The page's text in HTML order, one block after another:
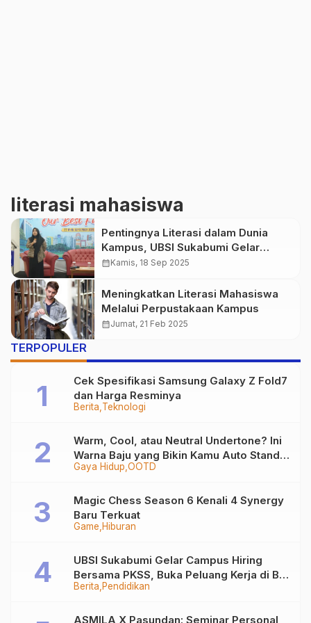
literasi mahasiswa
Pentingnya Literasi dalam Dunia
Kampus, UBSI Sukabumi Gelar
Seminar Tematik Perpustakaan
calendar_monthKamis, 18 Sep 2025
Meningkatkan Literasi Mahasiswa
Melalui Perpustakaan Kampus
calendar_monthJumat, 21 Feb 2025
TERPOPULER
Berita Teknologi
Cek Spesifikasi Samsung Galaxy Z Fold7
dan Harga Resminya
Gaya Hidup OOTD
Warm, Cool, atau Neutral Undertone? Ini
Warna Baju yang Bikin Kamu Auto Stand
Out
Game Hiburan
Magic Chess Season 6 Kenali 4 Synergy
Baru Terkuat
Berita Pendidikan
UBSI Sukabumi Gelar Campus Hiring
Bersama PKSS, Buka Peluang Kerja di BRI
Group
ASMILA X Pasundan: Seminar Personal